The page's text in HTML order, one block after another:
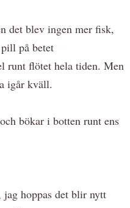
det blev ingen mer fisk,
på betet
runt flötet hela tiden. Men
igår kväll.
bökar i botten runt ens
hoppas det blir nytt